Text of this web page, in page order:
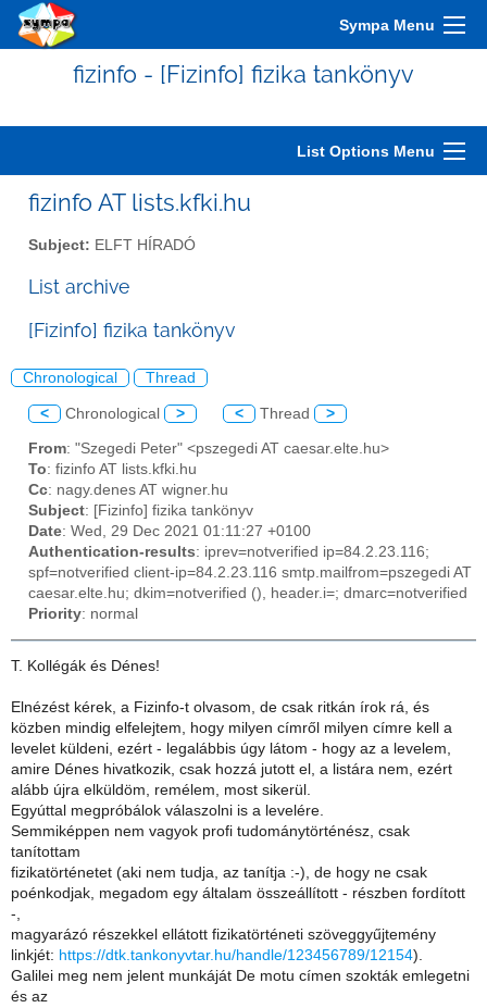
Sympa Menu
fizinfo - [Fizinfo] fizika tankönyv
List Options Menu
fizinfo AT lists.kfki.hu
Subject: ELFT HÍRADÓ
List archive
[Fizinfo] fizika tankönyv
Chronological Thread
< Chronological > < Thread >
From: "Szegedi Peter" <pszegedi AT caesar.elte.hu>
To: fizinfo AT lists.kfki.hu
Cc: nagy.denes AT wigner.hu
Subject: [Fizinfo] fizika tankönyv
Date: Wed, 29 Dec 2021 01:11:27 +0100
Authentication-results: iprev=notverified ip=84.2.23.116;
spf=notverified client-ip=84.2.23.116 smtp.mailfrom=pszegedi AT
caesar.elte.hu; dkim=notverified (), header.i=; dmarc=notverified
Priority: normal
T. Kollégák és Dénes!
Elnézést kérek, a Fizinfo-t olvasom, de csak ritkán írok rá, és
közben mindig elfelejtem, hogy milyen címről milyen címre kell a
levelet küldeni, ezért - legalábbis úgy látom - hogy az a levelem,
amire Dénes hivatkozik, csak hozzá jutott el, a listára nem, ezért
alább újra elküldöm, remélem, most sikerül.
Egyúttal megpróbálok válaszolni is a levelére.
Semmiképpen nem vagyok profi tudománytörténész, csak
tanítottam
fizikatörténetet (aki nem tudja, az tanítja :-), de hogy ne csak
poénkodjak, megadom egy általam összeállított - részben fordított
-,
magyarázó részekkel ellátott fizikatörténeti szöveggyűjtemény
linkjét: https://dtk.tankonyvtar.hu/handle/123456789/12154).
Galilei meg nem jelent munkáját De motu címen szokták emlegetni
és az